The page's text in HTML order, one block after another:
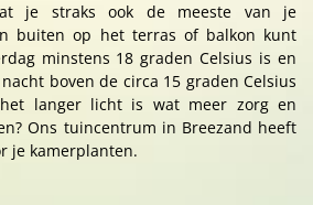
je straks ook de meeste van je
buiten op het terras of balkon kunt
minstens 18 graden Celsius is en
boven de circa 15 graden Celsius
langer licht is wat meer zorg en
Ons tuincentrum in Breezand heeft
je kamerplanten.